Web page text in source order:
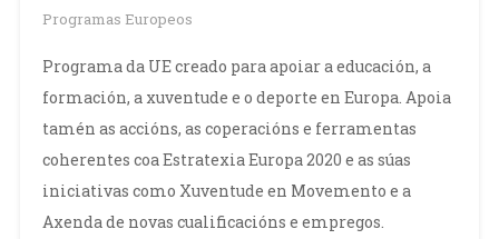
Programas Europeos
Programa da UE creado para apoiar a educación, a
formación, a xuventude e o deporte en Europa. Apoia
tamén as accións, as coperacións e ferramentas
coherentes coa Estratexia Europa 2020 e as súas
iniciativas como Xuventude en Movemento e a
Axenda de novas cualificacións e empregos.